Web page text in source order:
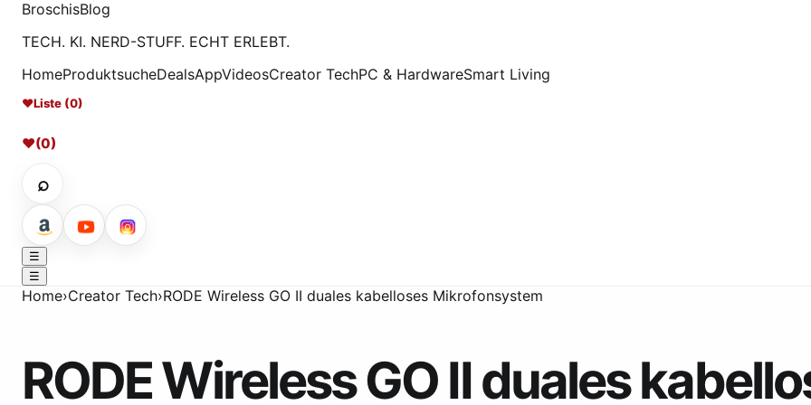
BroschisBlog
TECH. KI. NERD-STUFF. ECHT ERLEBT.
HomeProduktsucheDealsAppVideosCreator TechPC & HardwareSmart Living
♥Liste (0)
♥(0)
⌕
☰
☰
Home›Creator Tech›RODE Wireless GO II duales kabelloses Mikrofonsystem
RODE Wireless GO II duales